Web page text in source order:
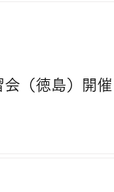
（徳島）開